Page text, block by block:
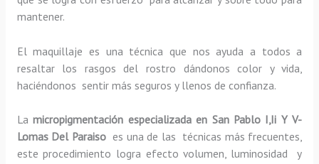
mantener.
El maquillaje es una técnica que nos ayuda a todos a
resaltar los rasgos del rostro dándonos color y vida,
haciéndonos sentir más seguros y llenos de confianza.
Lamicropigmentación especializada en San Pablo I,Ii Y V-
Lomas Del Paraiso es una de las técnicas más frecuentes,
este procedimiento logra efecto volumen, luminosidad y